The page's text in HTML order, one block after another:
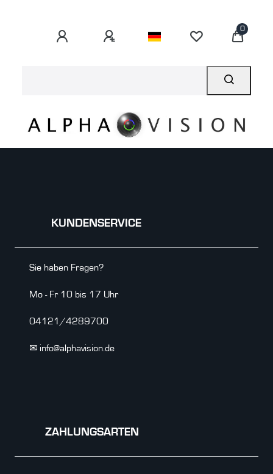
0
KUNDENSERVICE
Sie haben Fragen?
Mo - Fr 10 bis 17 Uhr
04121/4289700
✉ info@alphavision.de
ZAHLUNGSARTEN